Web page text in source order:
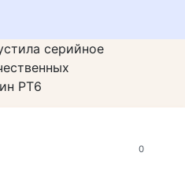
серийное
РТ6
0